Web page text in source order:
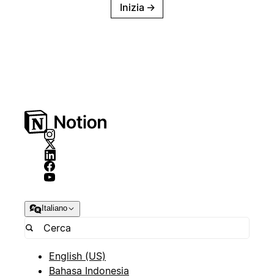
Inizia →
Italiano
English (US)
Bahasa Indonesia